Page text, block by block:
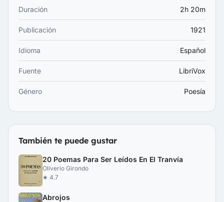
Duración 2h 20m
Publicación 1921
Idioma Español
Fuente LibriVox
Género Poesía
También te puede gustar
20 Poemas Para Ser Leídos En El Tranvía
Oliverio Girondo
★ 4.7
Abrojos